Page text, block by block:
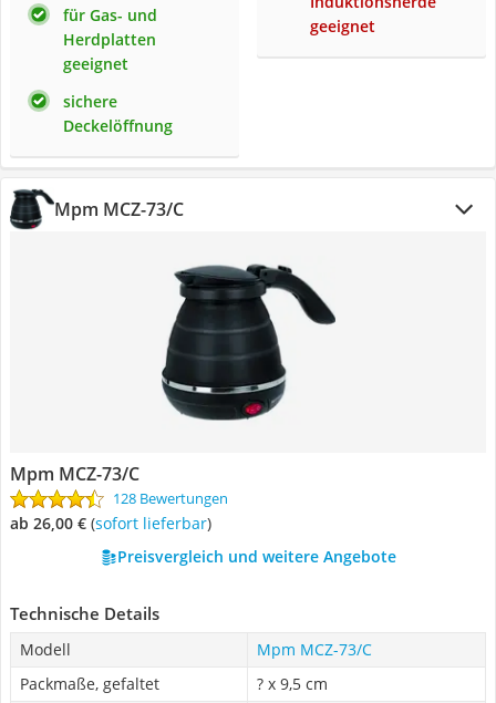
für Gas- und
Herdplatten
geeignet
sichere
Deckelöffnung
geeignet
Mpm MCZ-73/C
Mpm MCZ-73/C
128 Bewertungen
ab 26,00 € ( Sofort lieferbar)
Preisvergleich und weitere Angebote
Technische Details
Modell
Mpm MCZ-73/C
Packmaße, gefaltet
? x 9,5 cm